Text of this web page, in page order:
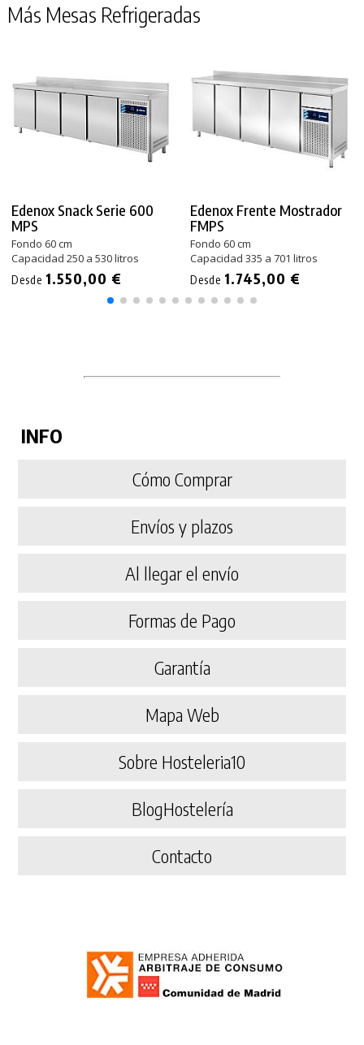
Más Mesas Refrigeradas
Edenox Snack Serie 600
MPS
Fondo 60 cm
Capacidad 250 a 530 litros
Desde 1.550,00 €
Edenox Frente Mostrador
FMPS
Fondo 60 cm
Capacidad 335 a 701 litros
Desde 1.745,00 €
INFO
Cómo Comprar
Envíos y plazos
Al llegar el envío
Formas de Pago
Garantía
Mapa Web
Sobre Hosteleria10
BlogHostelería
Contacto